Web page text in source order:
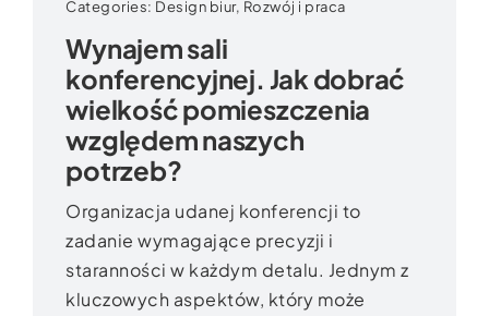
Wynajem
dobrać
wielkość
pomieszczenia
Categories: Design biur, Rozwój i praca
Wynajem sali
konferencyjnej. Jak dobrać
wielkość pomieszczenia
względem naszych
potrzeb?
Organizacja udanej konferencji to
zadanie wymagające precyzji i
staranności w każdym detalu. Jednym z
kluczowych aspektów, który może